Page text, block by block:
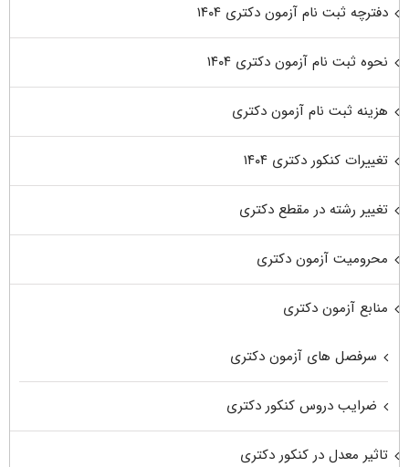
دفترچه ثبت نام آزمون دکتری ۱۴۰۴
نحوه ثبت نام آزمون دکتری ۱۴۰۴
هزینه ثبت نام آزمون دکتری
تغییرات کنکور دکتری ۱۴۰۴
تغییر رشته در مقطع دکتری
محرومیت آزمون دکتری
منابع آزمون دکتری
سرفصل های آزمون دکتری
ضرایب دروس کنکور دکتری
تاثیر معدل در کنکور دکتری